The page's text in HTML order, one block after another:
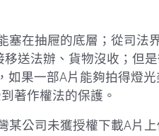
塞在抽屜的底層；從司法
送法辦、貨物沒收；但
果一部A片能夠拍得燈
著作權法的保護。
公司未獲授權下載A片